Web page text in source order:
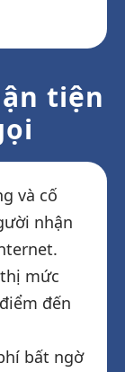
tiện
và cố
nhận
mức
đến
bất ngờ